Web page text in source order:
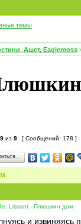
темы
Ашет, Eaglemoss
9 из 9 [ Сообщений: 178 ]
Lissant - Плюшкин дом
и извиняясь